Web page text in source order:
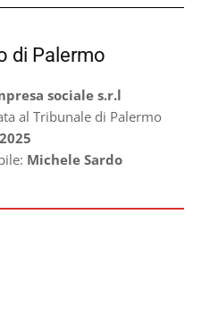
di Palermo
sociale s.r.l
al Tribunale di Palermo
Michele Sardo